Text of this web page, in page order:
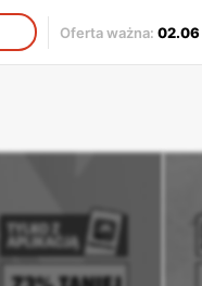
Oferta ważna: 02.06